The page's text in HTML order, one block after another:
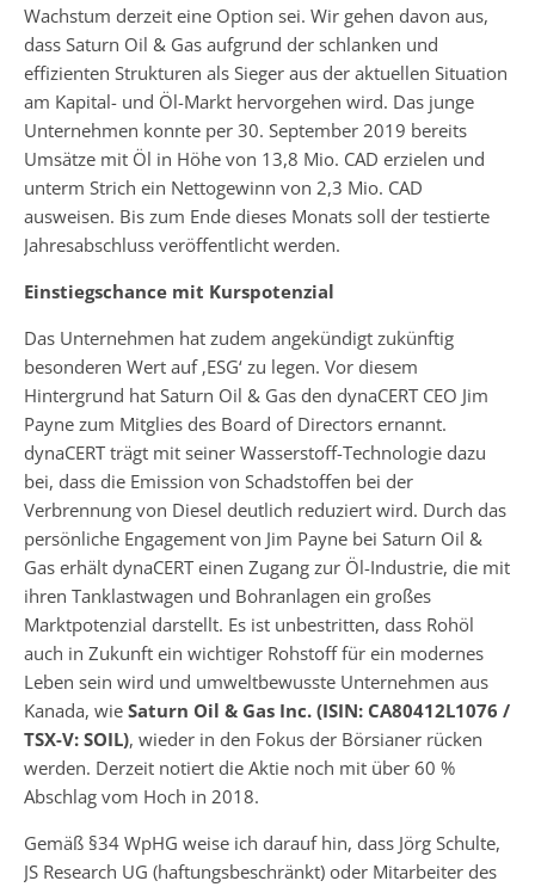
Wachstum derzeit eine Option sei. Wir gehen davon aus,
dass Saturn Oil & Gas aufgrund der schlanken und
effizienten Strukturen als Sieger aus der aktuellen Situation
am Kapital- und Öl-Markt hervorgehen wird. Das junge
Unternehmen konnte per 30. September 2019 bereits
Umsätze mit Öl in Höhe von 13,8 Mio. CAD erzielen und
unterm Strich ein Nettogewinn von 2,3 Mio. CAD
ausweisen. Bis zum Ende dieses Monats soll der testierte
Jahresabschluss veröffentlicht werden.
Einstiegschance mit Kurspotenzial
Das Unternehmen hat zudem angekündigt zukünftig
besonderen Wert auf ‚ESG‘ zu legen. Vor diesem
Hintergrund hat Saturn Oil & Gas den dynaCERT CEO Jim
Payne zum Mitglies des Board of Directors ernannt.
dynaCERT trägt mit seiner Wasserstoff-Technologie dazu
bei, dass die Emission von Schadstoffen bei der
Verbrennung von Diesel deutlich reduziert wird. Durch das
persönliche Engagement von Jim Payne bei Saturn Oil &
Gas erhält dynaCERT einen Zugang zur Öl-Industrie, die mit
ihren Tanklastwagen und Bohranlagen ein großes
Marktpotenzial darstellt. Es ist unbestritten, dass Rohöl
auch in Zukunft ein wichtiger Rohstoff für ein modernes
Leben sein wird und umweltbewusste Unternehmen aus
Kanada, wie Saturn Oil & Gas Inc. (ISIN: CA80412L1076 /
TSX-V: SOIL), wieder in den Fokus der Börsianer rücken
werden. Derzeit notiert die Aktie noch mit über 60 %
Abschlag vom Hoch in 2018.
Gemäß §34 WpHG weise ich darauf hin, dass Jörg Schulte,
JS Research UG (haftungsbeschränkt) oder Mitarbeiter des